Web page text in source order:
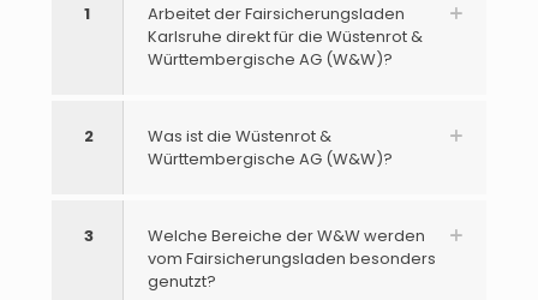
1
Arbeitet der Fairsicherungsladen
Karlsruhe direkt für die Wüstenrot &
Württembergische AG (W&W)?
2
Was ist die Wüstenrot &
Württembergische AG (W&W)?
3
Welche Bereiche der W&W werden
vom Fairsicherungsladen besonders
genutzt?